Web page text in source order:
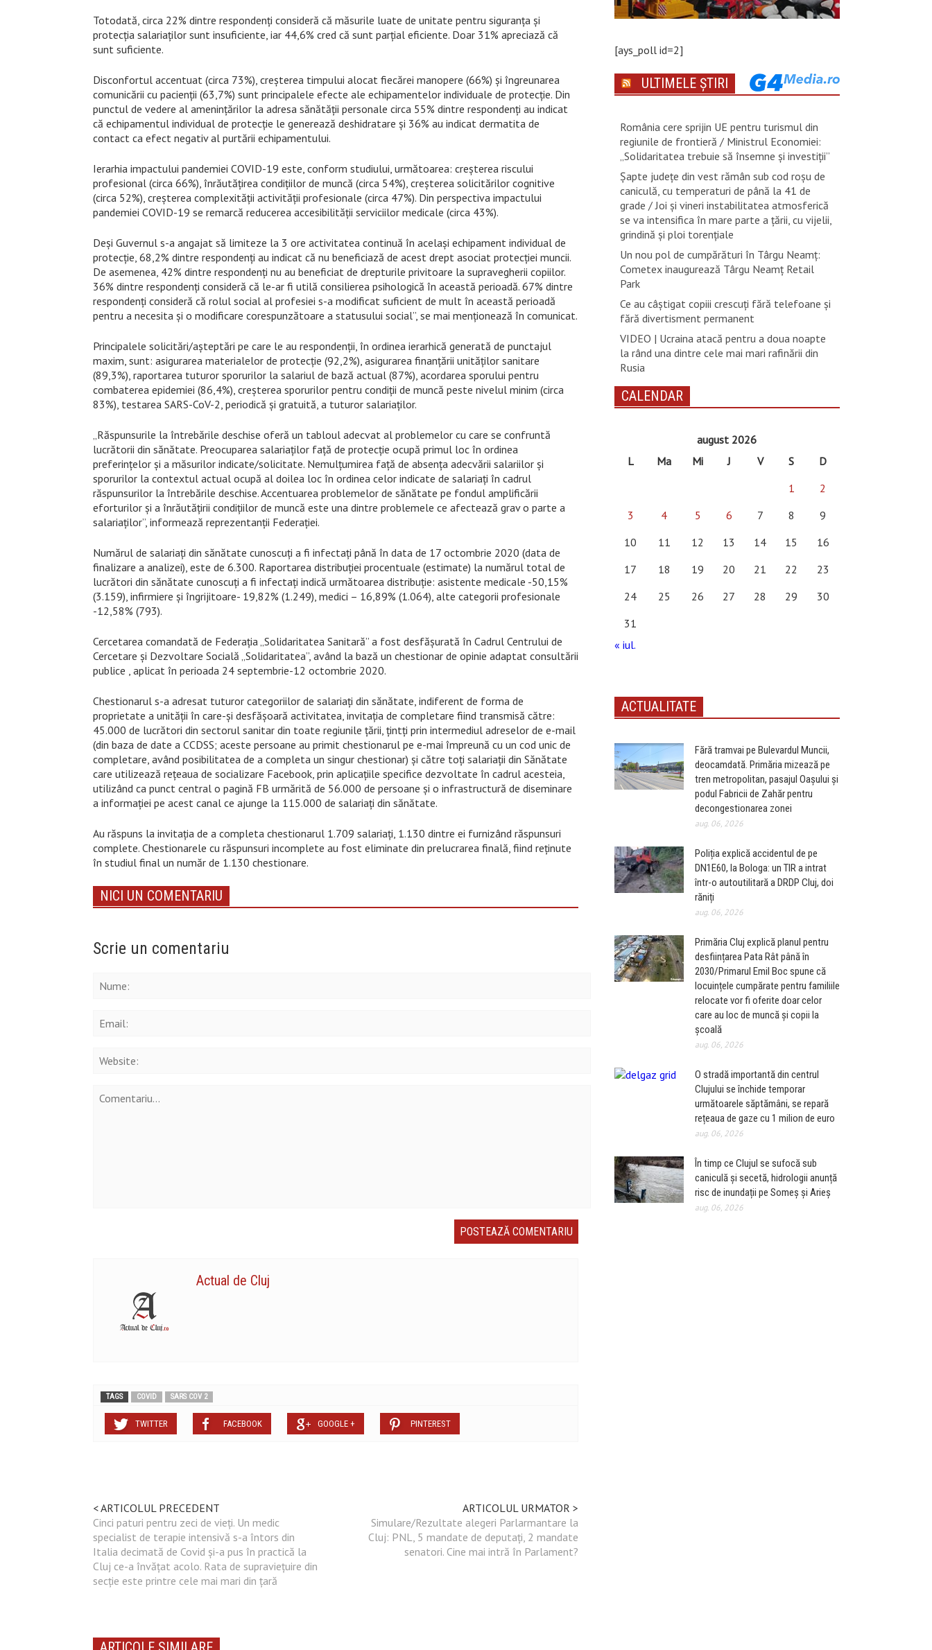
Totodată, circa 22% dintre respondenţi consideră că măsurile luate de unitate pentru siguranţa şi
protecţia salariaţilor sunt insuficiente, iar 44,6% cred că sunt parţial eficiente. Doar 31% apreciază că
sunt suficiente.
Disconfortul accentuat (circa 73%), creşterea timpului alocat fiecărei manopere (66%) şi îngreunarea
comunicării cu pacienţii (63,7%) sunt principalele efecte ale echipamentelor individuale de protecţie. Din
punctul de vedere al ameninţărilor la adresa sănătăţii personale circa 55% dintre respondenţi au indicat
că echipamentul individual de protecţie le generează deshidratare şi 36% au indicat dermatita de
contact ca efect negativ al purtării echipamentului.
Ierarhia impactului pandemiei COVID-19 este, conform studiului, următoarea: creşterea riscului
profesional (circa 66%), înrăutăţirea condiţiilor de muncă (circa 54%), creşterea solicitărilor cognitive
(circa 52%), creşterea complexităţii activităţii profesionale (circa 47%). Din perspectiva impactului
pandemiei COVID-19 se remarcă reducerea accesibilităţii serviciilor medicale (circa 43%).
Deşi Guvernul s-a angajat să limiteze la 3 ore activitatea continuă în acelaşi echipament individual de
protecţie, 68,2% dintre respondenţi au indicat că nu beneficiază de acest drept asociat protecţiei muncii.
De asemenea, 42% dintre respondenţi nu au beneficiat de drepturile privitoare la supravegherii copiilor.
36% dintre respondenţi consideră că le-ar fi utilă consilierea psihologică în această perioadă. 67% dintre
respondenţi consideră că rolul social al profesiei s-a modificat suficient de mult în această perioadă
pentru a necesita şi o modificare corespunzătoare a statusului social”, se mai menţionează în comunicat.
Principalele solicitări/aşteptări pe care le au respondenţii, în ordinea ierarhică generată de punctajul
maxim, sunt: asigurarea materialelor de protecţie (92,2%), asigurarea finanţării unităţilor sanitare
(89,3%), raportarea tuturor sporurilor la salariul de bază actual (87%), acordarea sporului pentru
combaterea epidemiei (86,4%), creşterea sporurilor pentru condiţii de muncă peste nivelul minim (circa
83%), testarea SARS-CoV-2, periodică şi gratuită, a tuturor salariaţilor.
„Răspunsurile la întrebările deschise oferă un tabloul adecvat al problemelor cu care se confruntă
lucrătorii din sănătate. Preocuparea salariaţilor faţă de protecţie ocupă primul loc în ordinea
preferinţelor şi a măsurilor indicate/solicitate. Nemulţumirea faţă de absenţa adecvării salariilor şi
sporurilor la contextul actual ocupă al doilea loc în ordinea celor indicate de salariaţi în cadrul
răspunsurilor la întrebările deschise. Accentuarea problemelor de sănătate pe fondul amplificării
eforturilor şi a înrăutăţirii condiţiilor de muncă este una dintre problemele ce afectează grav o parte a
salariaţilor”, informează reprezentanţii Federaţiei.
Numărul de salariaţi din sănătate cunoscuţi a fi infectaţi până în data de 17 octombrie 2020 (data de
finalizare a analizei), este de 6.300. Raportarea distribuţiei procentuale (estimate) la numărul total de
lucrători din sănătate cunoscuţi a fi infectaţi indică următoarea distribuţie: asistente medicale -50,15%
(3.159), infirmiere şi îngrijitoare- 19,82% (1.249), medici – 16,89% (1.064), alte categorii profesionale
-12,58% (793).
Cercetarea comandată de Federaţia „Solidaritatea Sanitară” a fost desfăşurată în Cadrul Centrului de
Cercetare şi Dezvoltare Socială „Solidaritatea”, având la bază un chestionar de opinie adaptat consultării
publice , aplicat în perioada 24 septembrie-12 octombrie 2020.
Chestionarul s-a adresat tuturor categoriilor de salariaţi din sănătate, indiferent de forma de
proprietate a unităţii în care-şi desfăşoară activitatea, invitaţia de completare fiind transmisă către:
45.000 de lucrători din sectorul sanitar din toate regiunile ţării, ţintţi prin intermediul adreselor de e-mail
(din baza de date a CCDSS; aceste persoane au primit chestionarul pe e-mai împreună cu un cod unic de
completare, având posibilitatea de a completa un singur chestionar) şi către toţi salariaţii din Sănătate
care utilizează reţeaua de socializare Facebook, prin aplicaţiile specifice dezvoltate în cadrul acesteia,
utilizând ca punct central o pagină FB urmărită de 56.000 de persoane şi o infrastructură de diseminare
a informaţiei pe acest canal ce ajunge la 115.000 de salariaţi din sănătate.
Au răspuns la invitaţia de a completa chestionarul 1.709 salariaţi, 1.130 dintre ei furnizând răspunsuri
complete. Chestionarele cu răspunsuri incomplete au fost eliminate din prelucrarea finală, fiind reţinute
în studiul final un număr de 1.130 chestionare.
NICI UN COMENTARIU
Scrie un comentariu
Actual de Cluj
TAGS COVID SARS COV 2
TWITTER FACEBOOK GOOGLE + PINTEREST
< ARTICOLUL PRECEDENT
Cinci paturi pentru zeci de vieți. Un medic
specialist de terapie intensivă s-a întors din
Italia decimată de Covid și-a pus în practică la
Cluj ce-a învățat acolo. Rata de supraviețuire din
secție este printre cele mai mari din țară
ARTICOLUL URMATOR >
Simulare/Rezultate alegeri Parlarmantare la
Cluj: PNL, 5 mandate de deputați, 2 mandate
senatori. Cine mai intră în Parlament?
[ays_poll id=2]
ULTIMELE ȘTIRI
România cere sprijin UE pentru turismul din
regiunile de frontieră / Ministrul Economiei:
„Solidaritatea trebuie să însemne și investiții”
Șapte județe din vest rămân sub cod roșu de
caniculă, cu temperaturi de până la 41 de
grade / Joi și vineri instabilitatea atmosferică
se va intensifica în mare parte a țării, cu vijelii,
grindină și ploi torențiale
Un nou pol de cumpărături în Târgu Neamț:
Cometex inaugurează Târgu Neamț Retail
Park
Ce au câștigat copiii crescuți fără telefoane și
fără divertisment permanent
VIDEO | Ucraina atacă pentru a doua noapte
la rând una dintre cele mai mari rafinării din
Rusia
CALENDAR
august 2026
L
Ma Mi J V S
D
1
2
3
4 5 6 7 8
9
10
11 12 13 14 15
16
17
18 19 20 21 22
23
24
25 26 27 28 29
30
31
« iul.
ACTUALITATE
Fără tramvai pe Bulevardul Muncii,
deocamdată. Primăria mizează pe
tren metropolitan, pasajul Oașului și
podul Fabricii de Zahăr pentru
decongestionarea zonei
aug. 06, 2026
Poliția explică accidentul de pe
DN1E60, la Bologa: un TIR a intrat
într-o autoutilitară a DRDP Cluj, doi
răniți
aug. 06, 2026
Primăria Cluj explică planul pentru
desființarea Pata Rât până în
2030/Primarul Emil Boc spune că
locuințele cumpărate pentru familiile
relocate vor fi oferite doar celor
care au loc de muncă și copii la
școală
aug. 06, 2026
O stradă importantă din centrul
Clujului se închide temporar
următoarele săptămâni, se repară
rețeaua de gaze cu 1 milion de euro
aug. 06, 2026
În timp ce Clujul se sufocă sub
caniculă și secetă, hidrologii anunță
risc de inundații pe Someș și Arieș
aug. 06, 2026